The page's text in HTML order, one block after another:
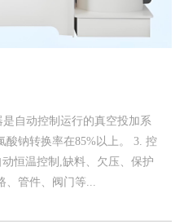
自动控制运行的真空投加系
酸钠转换率在85%以上。 3. 控
恒温控制,缺料、欠压、保护
管件、阀门等...